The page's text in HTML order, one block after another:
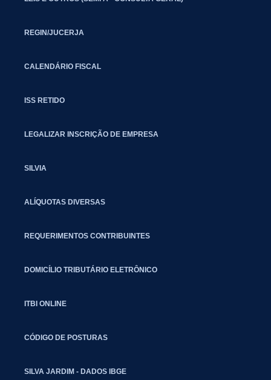
REGIN/JUCERJA
CALENDÁRIO FISCAL
ISS RETIDO
LEGALIZAR INSCRIÇÃO DE EMPRESA
SILVIA
ALÍQUOTAS DIVERSAS
REQUERIMENTOS CONTRIBUINTES
DOMICÍLIO TRIBUTÁRIO ELETRÔNICO
ITBI ONLINE
CÓDIGO DE POSTURAS
SILVA JARDIM - DADOS IBGE